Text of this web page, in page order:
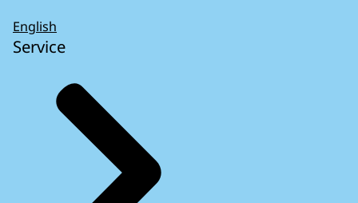
English
Service